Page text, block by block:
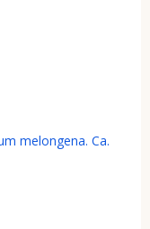
melongena. Ca.